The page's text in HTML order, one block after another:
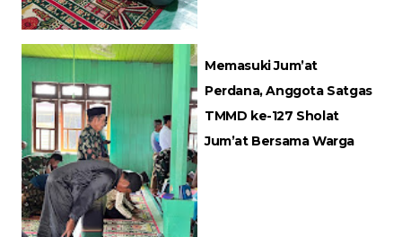
Memasuki Jum’at
Perdana, Anggota Satgas
TMMD ke-127 Sholat
Jum’at Bersama Warga